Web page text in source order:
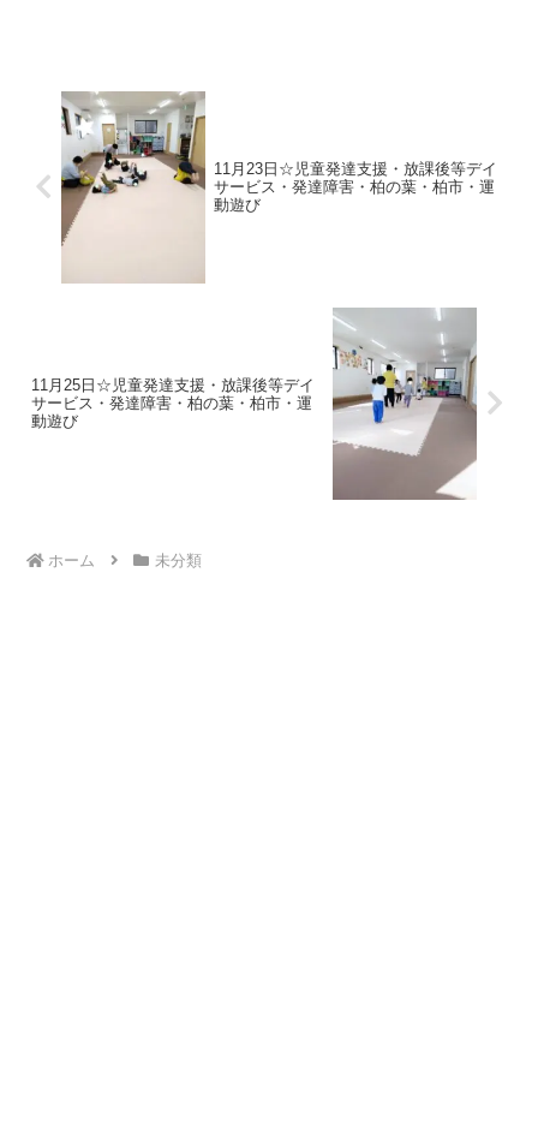
11月23日☆児童発達支援・放課後等デイ
サービス・発達障害・柏の葉・柏市・運
動遊び
11月25日☆児童発達支援・放課後等デイ
サービス・発達障害・柏の葉・柏市・運
動遊び
ホーム 未分類